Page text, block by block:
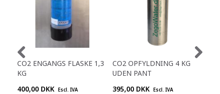
CO2 ENGANGS FLASKE 1,3
KG
400,00 DKK Escl. IVA
CO2 OPFYLDNING 4 KG
UDEN PANT
395,00 DKK Escl. IVA